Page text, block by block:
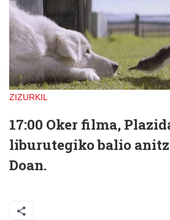
ZIZURKIL
17:00 Oker filma,
liburutegiko balio
Doan.